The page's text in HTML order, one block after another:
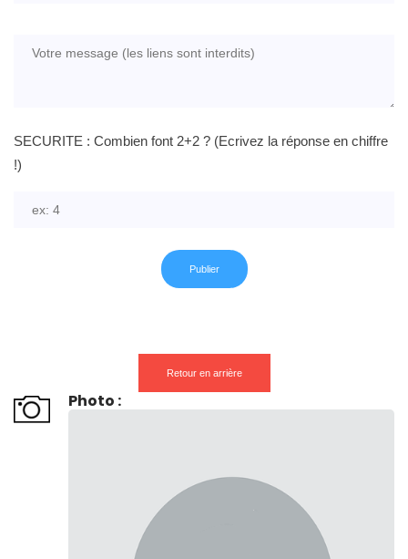
SECURITE : Combien font 2+2 ? (Ecrivez la réponse en chiffre
!)
Retour en arrière
Photo :